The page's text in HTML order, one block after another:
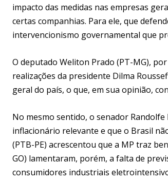
impacto das medidas nas empresas
certas companhias. Para ele, que
intervencionismo governamental que
O deputado Weliton Prado (PT-MG),
realizações da presidente Dilma
geral do país, o que, em sua opinião,
No mesmo sentido, o senador
inflacionário relevante e que o Brasil
(PTB-PE) acrescentou que a MP traz
GO) lamentaram, porém, a falta de
consumidores industriais